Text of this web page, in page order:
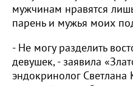
мужчинам нравятся
парень и мужья моих
- Не могу разделить
девушек, - заявила
эндокринолог